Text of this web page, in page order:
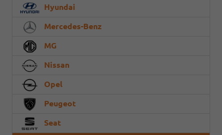
Hyundai
Mercedes-Benz
MG
Nissan
Opel
Peugeot
Seat